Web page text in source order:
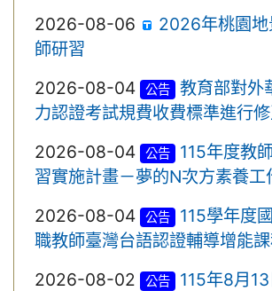
2026-08-06
2026年桃園
師研習
2026-08-04
公告
教育部對外
力認證考試規費收費標準進行
2026-08-04
公告
115年度教
習實施計畫－夢的N次方素養工
2026-08-04
公告
115學年度
職教師臺灣台語認證輔導增能
2026-08-02
公告
115年8月